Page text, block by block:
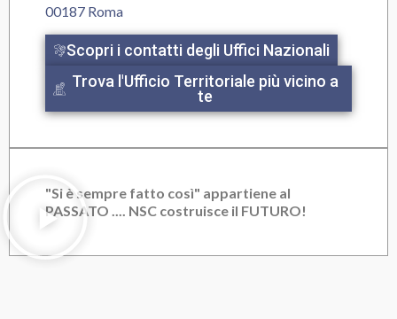
00187 Roma
Scopri i contatti degli Uffici Nazionali
Trova l'Ufficio Territoriale più vicino a
te
"Si è sempre fatto così" appartiene al
PASSATO .... NSC costruisce il FUTURO!